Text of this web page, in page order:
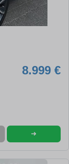
8.999 €
➜